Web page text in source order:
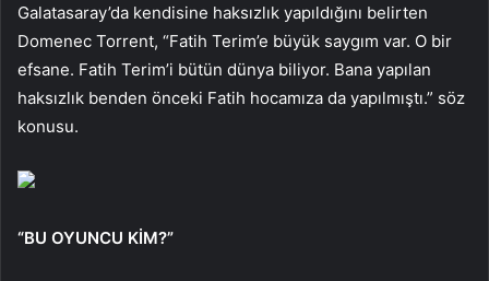
Galatasaray’da kendisine haksızlık yapıldığını belirten
Domenec Torrent, “Fatih Terim’e büyük saygım var. O bir
efsane. Fatih Terim’i bütün dünya biliyor. Bana yapılan
haksızlık benden önceki Fatih hocamıza da yapılmıştı.” söz
konusu.
“BU OYUNCU KİM?”